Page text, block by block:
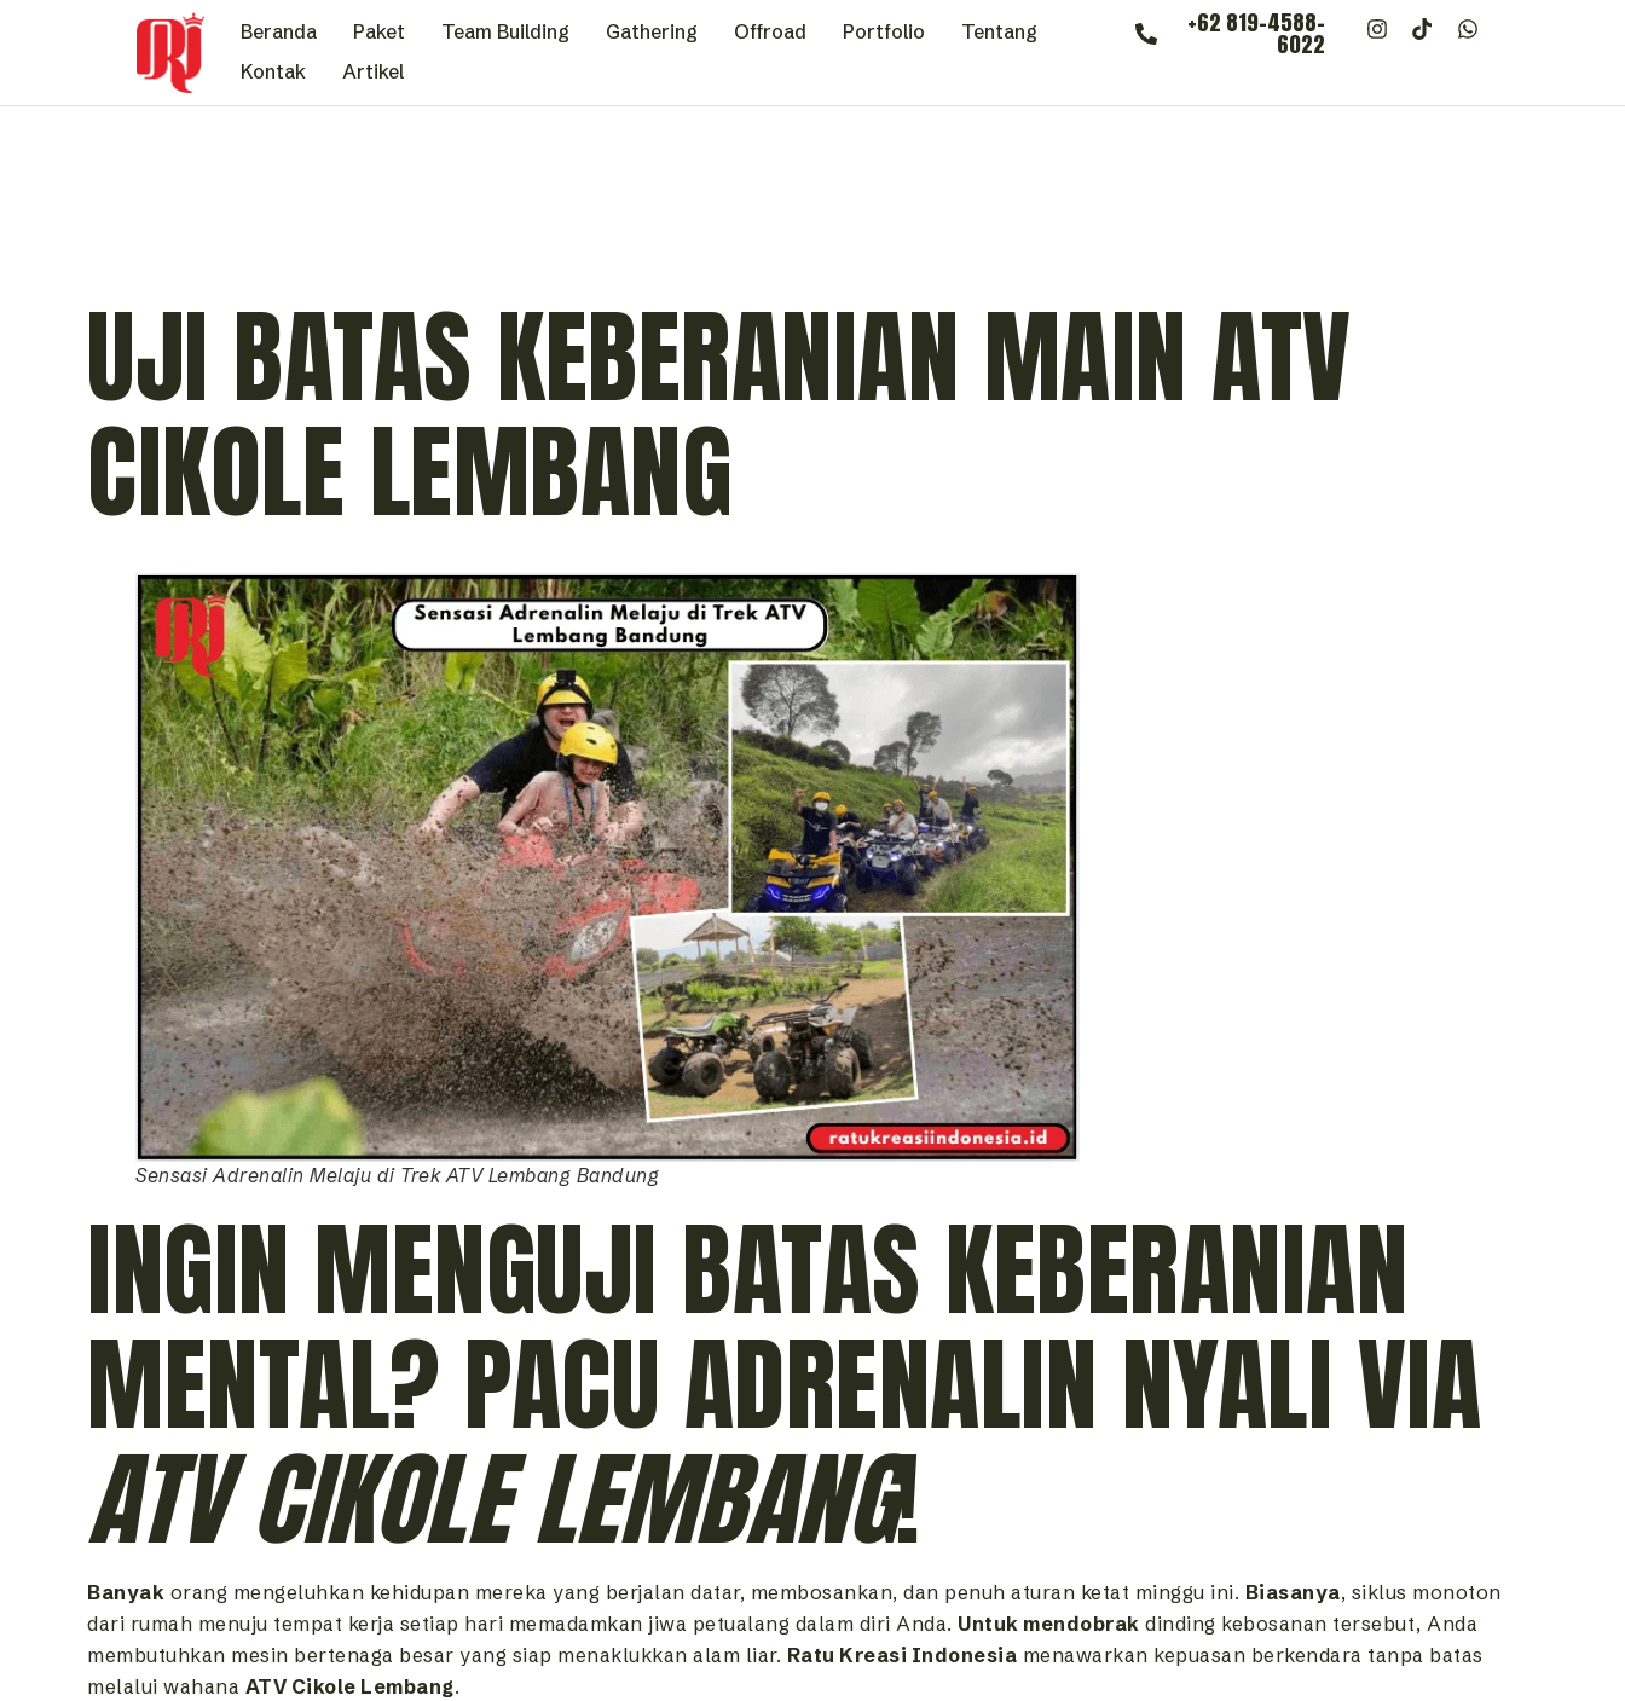
Beranda Paket Team Building Gathering Offroad Portfolio
Tentang
Kontak
Artikel
+62 819-4588-
6022
UJI BATAS KEBERANIAN MAIN ATV
CIKOLE LEMBANG
Sensasi Adrenalin Melaju di Trek ATV Lembang Bandung
INGIN MENGUJI BATAS KEBERANIAN
MENTAL? PACU ADRENALIN NYALI VIA
ATV CIKOLE LEMBANG!
Banyak orang mengeluhkan kehidupan mereka yang berjalan datar, membosankan, dan penuh aturan ketat minggu ini. Biasanya, siklus monoton
dari rumah menuju tempat kerja setiap hari memadamkan jiwa petualang dalam diri Anda. Untuk mendobrak dinding kebosanan tersebut, Anda
membutuhkan mesin bertenaga besar yang siap menaklukkan alam liar. Ratu Kreasi Indonesia menawarkan kepuasan berkendara tanpa batas
melalui wahana ATV Cikole Lembang.